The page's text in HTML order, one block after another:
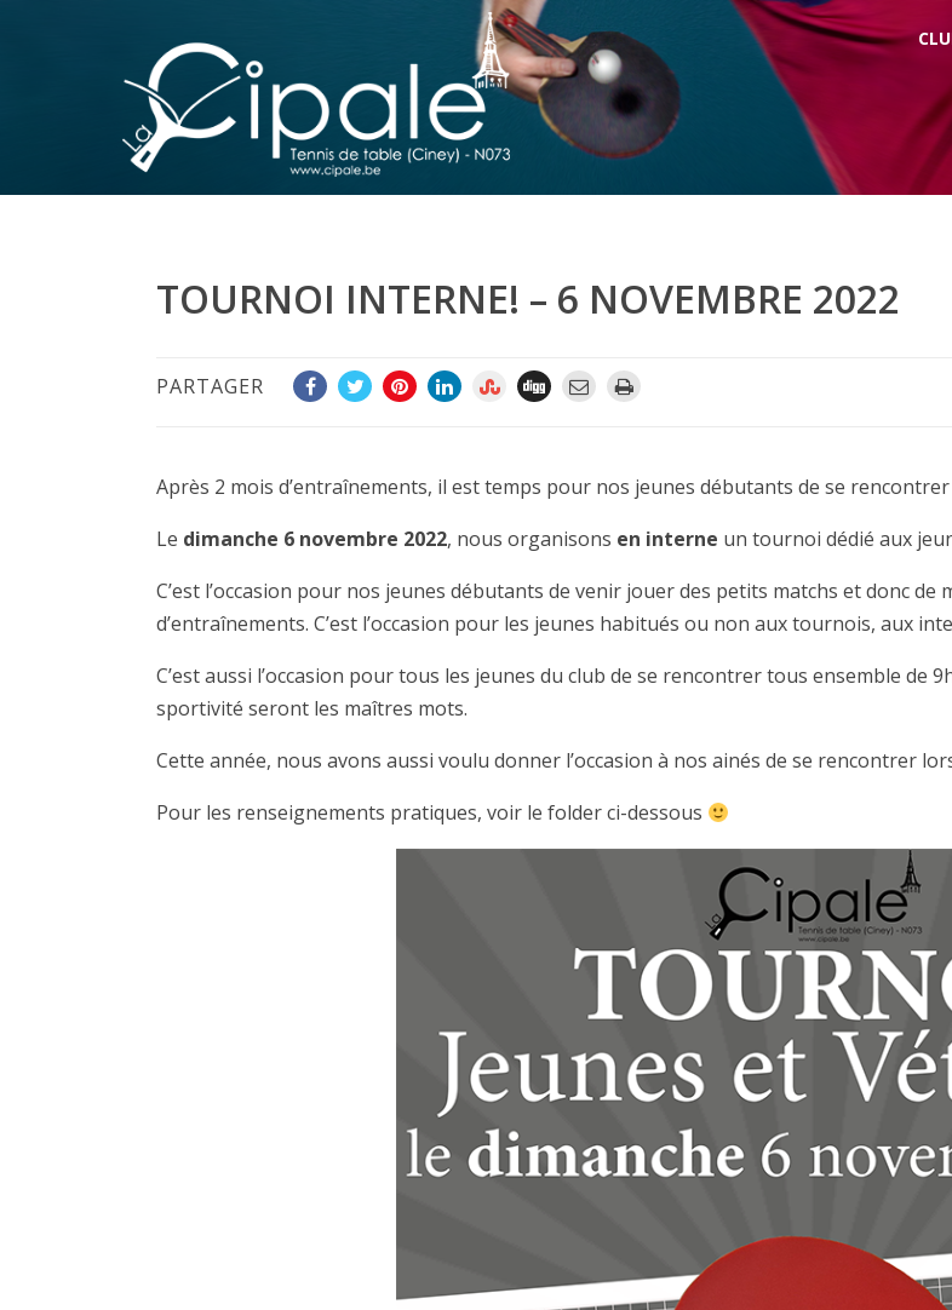
TOURNOI INTERNE! – 6 NOVEMBRE 2022
PARTAGER
Après 2 mois d’entraînements, il est temps pour nos jeunes débutants de se
Le dimanche 6 novembre 2022, nous organisons en interne un tournoi dédié aux
C’est l’occasion pour nos jeunes débutants de venir jouer des petits matchs et donc
d’entraînements. C’est l’occasion pour les jeunes habitués ou non aux tournois, aux
C’est aussi l’occasion pour tous les jeunes du club de se rencontrer tous ensemble de
sportivité seront les maîtres mots.
Cette année, nous avons aussi voulu donner l’occasion à nos ainés de se rencontrer
Pour les renseignements pratiques, voir le folder ci-dessous